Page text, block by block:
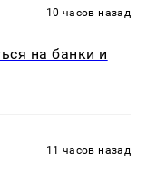
10 часов назад
на банки и
11 часов назад